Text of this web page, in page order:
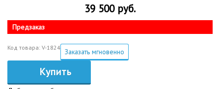
39 500 руб.
Предзаказ
Код товара: V-1824 Заказать мгновенно
Купить